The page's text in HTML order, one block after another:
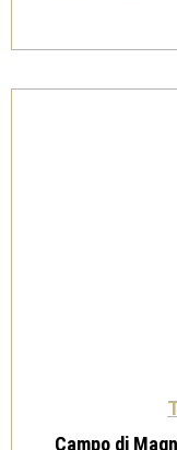
Campo di